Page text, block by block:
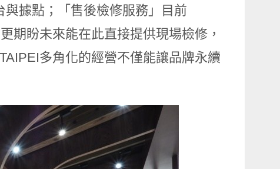
據點；「售後檢修服務」目前
期盼未來能在此直接提供現場檢修，
多角化的經營不僅能讓品牌永續